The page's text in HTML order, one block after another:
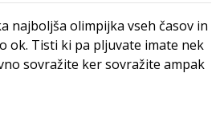
najboljša olimpijka vseh časov in
ok. Tisti ki pa pljuvate imate nek
sovražite ker sovražite ampak